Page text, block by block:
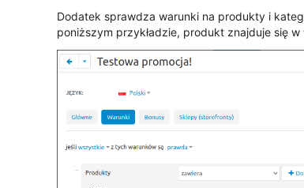
Dodatek sprawdza warunki na produkty i
poniższym przykładzie, produkt znajduje się